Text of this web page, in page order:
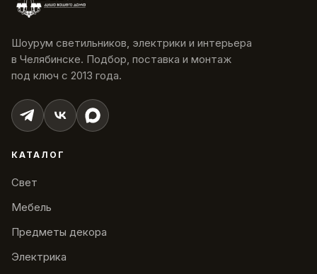
Шоурум светильников, электрики и интерьера
в Челябинске. Подбор, поставка и монтаж
под ключ с 2013 года.
КАТАЛОГ
Свет
Мебель
Предметы декора
Электрика